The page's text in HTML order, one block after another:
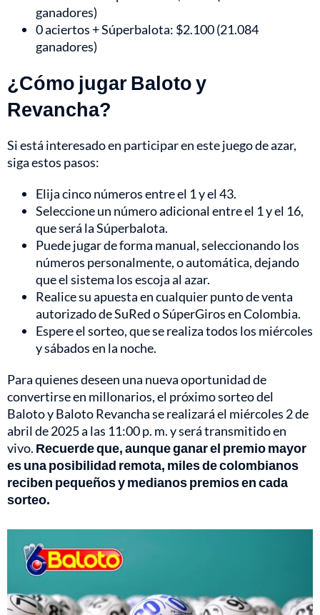
ganadores)
0 aciertos + Súperbalota: $2.100 (21.084
ganadores)
¿Cómo jugar Baloto y
Revancha?
Si está interesado en participar en este juego de azar,
siga estos pasos:
Elija cinco números entre el 1 y el 43.
Seleccione un número adicional entre el 1 y el 16,
que será la Súperbalota.
Puede jugar de forma manual, seleccionando los
números personalmente, o automática, dejando
que el sistema los escoja al azar.
Realice su apuesta en cualquier punto de venta
autorizado de SuRed o SúperGiros en Colombia.
Espere el sorteo, que se realiza todos los miércoles
y sábados en la noche.
Para quienes deseen una nueva oportunidad de
convertirse en millonarios, el próximo sorteo del
Baloto y Baloto Revancha se realizará el miércoles 2 de
abril de 2025 a las 11:00 p. m. y será transmitido en
vivo. Recuerde que, aunque ganar el premio mayor
es una posibilidad remota, miles de colombianos
reciben pequeños y medianos premios en cada
sorteo.